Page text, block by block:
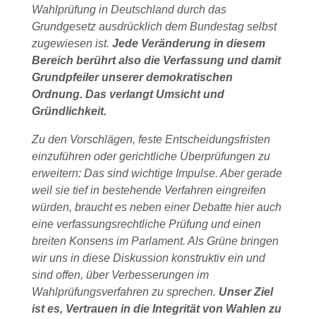
Wahlprüfung in Deutschland durch das
Grundgesetz ausdrücklich dem Bundestag selbst
zugewiesen ist. Jede Veränderung in diesem
Bereich berührt also die Verfassung und damit
Grundpfeiler unserer demokratischen
Ordnung. Das verlangt Umsicht und
Gründlichkeit.
Zu den Vorschlägen, feste Entscheidungsfristen
einzuführen oder gerichtliche Überprüfungen zu
erweitern: Das sind wichtige Impulse. Aber gerade
weil sie tief in bestehende Verfahren eingreifen
würden, braucht es neben einer Debatte hier auch
eine verfassungsrechtliche Prüfung und einen
breiten Konsens im Parlament. Als Grüne bringen
wir uns in diese Diskussion konstruktiv ein und
sind offen, über Verbesserungen im
Wahlprüfungsverfahren zu sprechen. Unser Ziel
ist es, Vertrauen in die Integrität von Wahlen zu